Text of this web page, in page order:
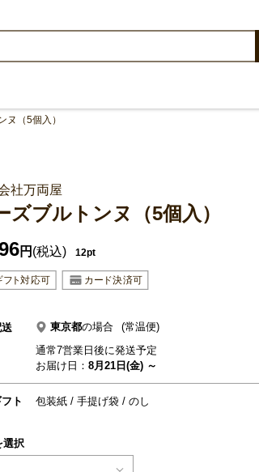
ヌ（5個入）
社万両屋
ズブルトンヌ（5個入）
円 (税込) 12pt
東京都の場合
(常温便)
通常7営業日後に発送予定
お届け日： 8月21日(金) ～
ト 包装紙 手提げ袋 のし
選択